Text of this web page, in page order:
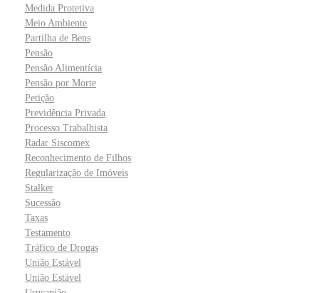
Medida Protetiva
Meio Ambiente
Partilha de Bens
Pensão
Pensão Alimentícia
Pensão por Morte
Petição
Previdência Privada
Processo Trabalhista
Radar Siscomex
Reconhecimento de Filhos
Regularização de Imóveis
Stalker
Sucessão
Taxas
Testamento
Tráfico de Drogas
União Estável
União Estável